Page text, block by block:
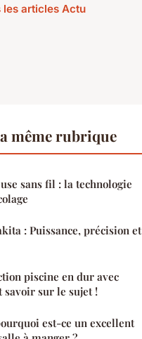
les articles Actu
même rubrique
sans fil : la technologie
: Puissance, précision et
piscine en dur avec
sur le sujet !
est-ce un excellent